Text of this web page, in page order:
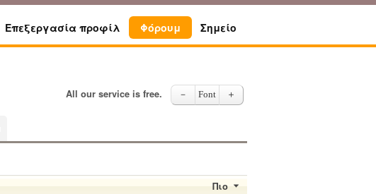
Επεξεργασία προφίλ Φόρουμ Σημείο
All our service is free. － Font ＋
Πιο